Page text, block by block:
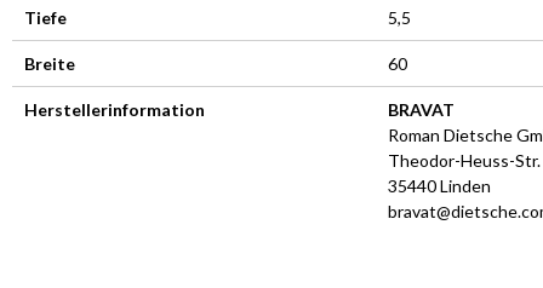
Tiefe 5,5
Breite 60
Herstellerinformation
BRAVAT
Roman Dietsche
Theodor-Heuss-Str.
35440 Linden